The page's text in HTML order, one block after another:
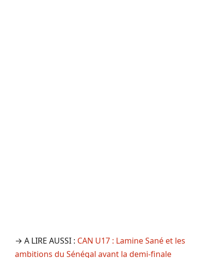
→ A LIRE AUSSI : CAN U17 : Lamine Sané et les
ambitions du Sénégal avant la demi-finale